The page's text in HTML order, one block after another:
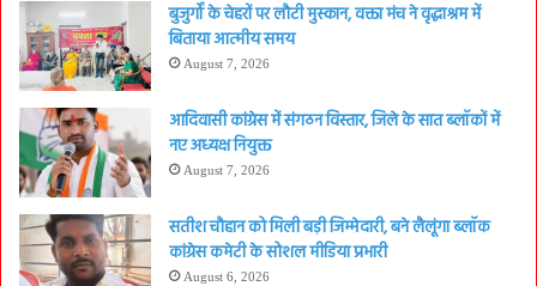
बुजुर्गों के चेहरों पर लौटी मुस्कान, वक्ता मंच ने वृद्धाश्रम में
बिताया आत्मीय समय
August 7, 2026
आदिवासी कांग्रेस में संगठन विस्तार, जिले के सात ब्लॉकों में
नए अध्यक्ष नियुक्त
August 7, 2026
सतीश चौहान को मिली बड़ी जिम्मेदारी, बने लैलूंगा ब्लॉक
कांग्रेस कमेटी के सोशल मीडिया प्रभारी
August 6, 2026